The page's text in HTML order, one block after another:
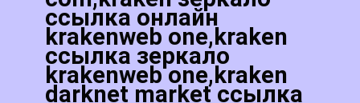
ссылка онлайн
krakenweb one,kraken
ссылка зеркало
krakenweb one,kraken
darknet market ссылка